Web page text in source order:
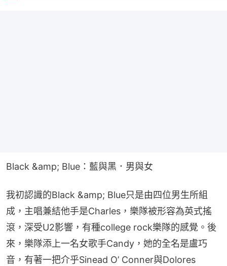
Black &amp; Blue：藍與黑．男與女
我初認識的Black &amp; Blue只是由四位男生所組
成，主唱兼結他手是Charles，樂隊被形容為英式搖
滾，深受U2影響，有種college rock樂隊的感覺。後
來，樂隊添上一名女歌手Candy，她的全名是盧巧
音，有著一把介乎Sinead O’ Conner與Dolores